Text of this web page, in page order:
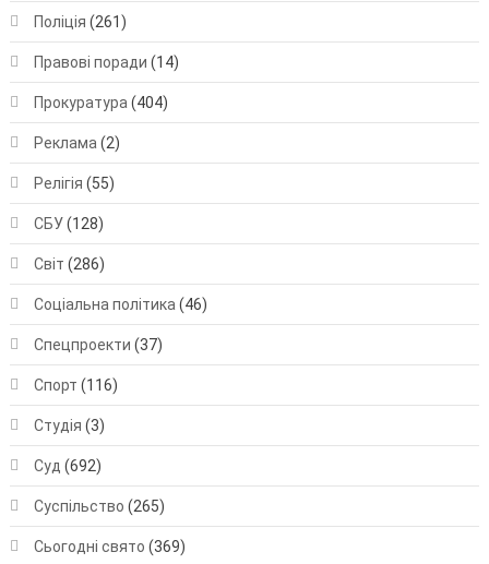
Поліція (261)
Правові поради (14)
Прокуратура (404)
Реклама (2)
Релігія (55)
СБУ(128)
Світ (286)
Соціальна політика (46)
Спецпроекти (37)
Спорт (116)
Студія (3)
Суд (692)
Суспільство (265)
Сьогодні свято (369)